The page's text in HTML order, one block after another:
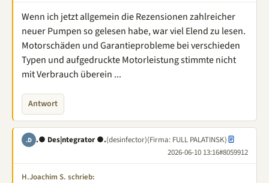
Wenn ich jetzt allgemein die Rezensionen zahlreicher
neuer Pumpen so gelesen habe, war viel Elend zu lesen.
Motorschäden und Garantieprobleme bei verschieden
Typen und aufgedruckte Motorleistung stimmte nicht
mit Verbrauch überein ...
Antwort
.D .● Des|ntegrator ●.(desinfector)(Firma: FULL PALATINSK)
2026-06-10 13:16#8059912
H.Joachim S. schrieb: